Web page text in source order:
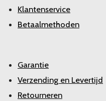
Klantenservice
Betaalmethoden
Garantie
Verzending en Levertijd
Retourneren